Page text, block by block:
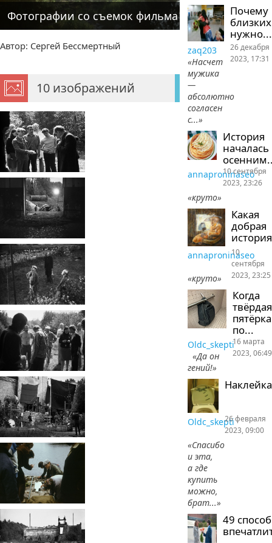
Фотографии со съемок фильма А.Тарковского
Автор: Сергей Бессмертный
10 изображений
Почему
близких
нужно...
zaq203
«Насчет
мужика
—
абсолютно
согласен
с...»
26 декабря
2023, 17:31
История
началась
annaproninaseo
«круто»
10 сентября
2023, 23:26
Какая
добрая
история
annaproninaseo
«круто»
10
сентября
2023, 23:25
Когда
твёрдая
пятёрка
по...
Oldc_skepti
«Да он
гений!»
16 марта
2023, 06:49
Наклейка
Oldc_skepti
«Спасибо
и эта,
а где
купить
можно,
брат...»
26 февраля
2023, 09:00
49